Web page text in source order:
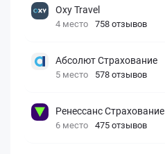
Oxy Travel
4 место 758 отзывов
Абсолют Страхование
5 место 578 отзывов
Ренессанс Страхование
6 место 475 отзывов